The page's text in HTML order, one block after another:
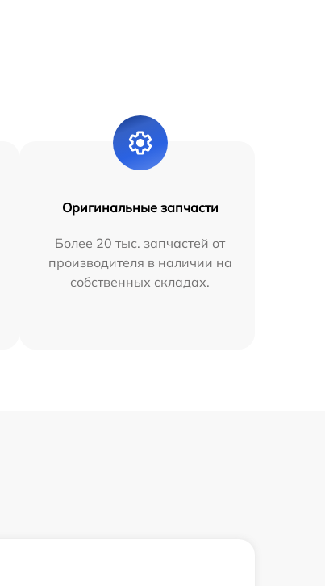
Оригинальные запчасти
Более 20 тыс. запчастей от
производителя в наличии на
собственных складах.